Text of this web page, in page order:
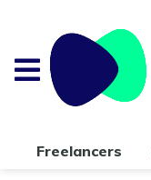
Freelancers